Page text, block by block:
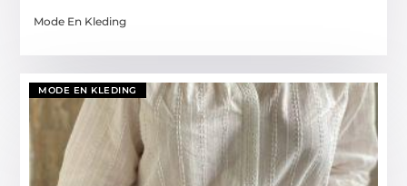
Mode En Kleding
MODE EN KLEDING